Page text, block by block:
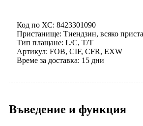
Код по ХС: 8423301090
Пристанище: Тиендзин, всяко
Тип плащане: L/C, T/T
Артикул: FOB, CIF, CFR, EXW
Време за доставка: 15 дни
Въведение и функция